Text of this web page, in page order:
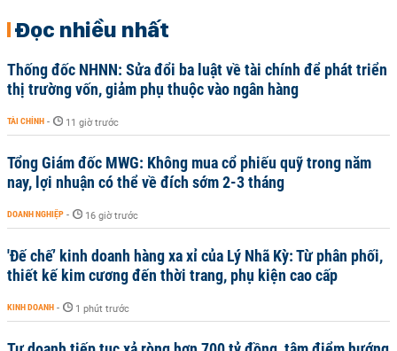
Đọc nhiều nhất
Thống đốc NHNN: Sửa đổi ba luật về tài chính để phát triển
thị trường vốn, giảm phụ thuộc vào ngân hàng
TÀI CHÍNH - 11 giờ trước
Tổng Giám đốc MWG: Không mua cổ phiếu quỹ trong năm
nay, lợi nhuận có thể về đích sớm 2-3 tháng
DOANH NGHIỆP - 16 giờ trước
'Đế chế’ kinh doanh hàng xa xỉ của Lý Nhã Kỳ: Từ phân phối,
thiết kế kim cương đến thời trang, phụ kiện cao cấp
KINH DOANH - 1 phút trước